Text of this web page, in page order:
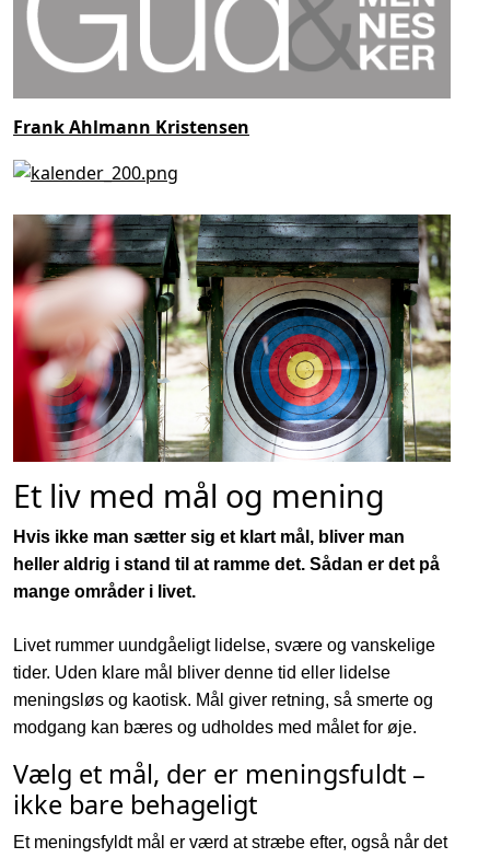
Frank Ahlmann Kristensen
Et liv med mål og mening
Hvis ikke man sætter sig et klart mål, bliver man
heller aldrig i stand til at ramme det. Sådan er det på
mange områder i livet.
Livet rummer uundgåeligt lidelse, svære og vanskelige
tider. Uden klare mål bliver denne tid eller lidelse
meningsløs og kaotisk. Mål giver retning, så smerte og
modgang kan bæres og udholdes med målet for øje.
Vælg et mål, der er meningsfuldt –
ikke bare behageligt
Et meningsfyldt mål er værd at stræbe efter, også når det